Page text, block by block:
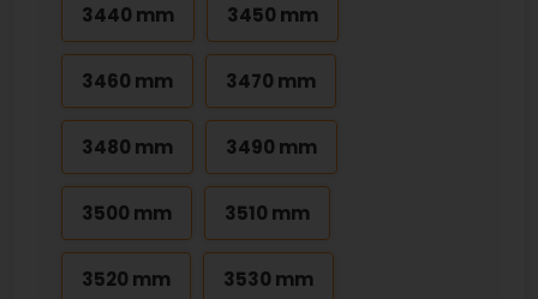
3440 mm 3450 mm
3460 mm 3470 mm
3480 mm 3490 mm
3500 mm 3510 mm
3520 mm 3530 mm